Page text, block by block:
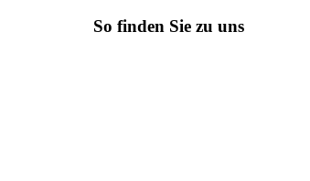
So finden Sie zu uns